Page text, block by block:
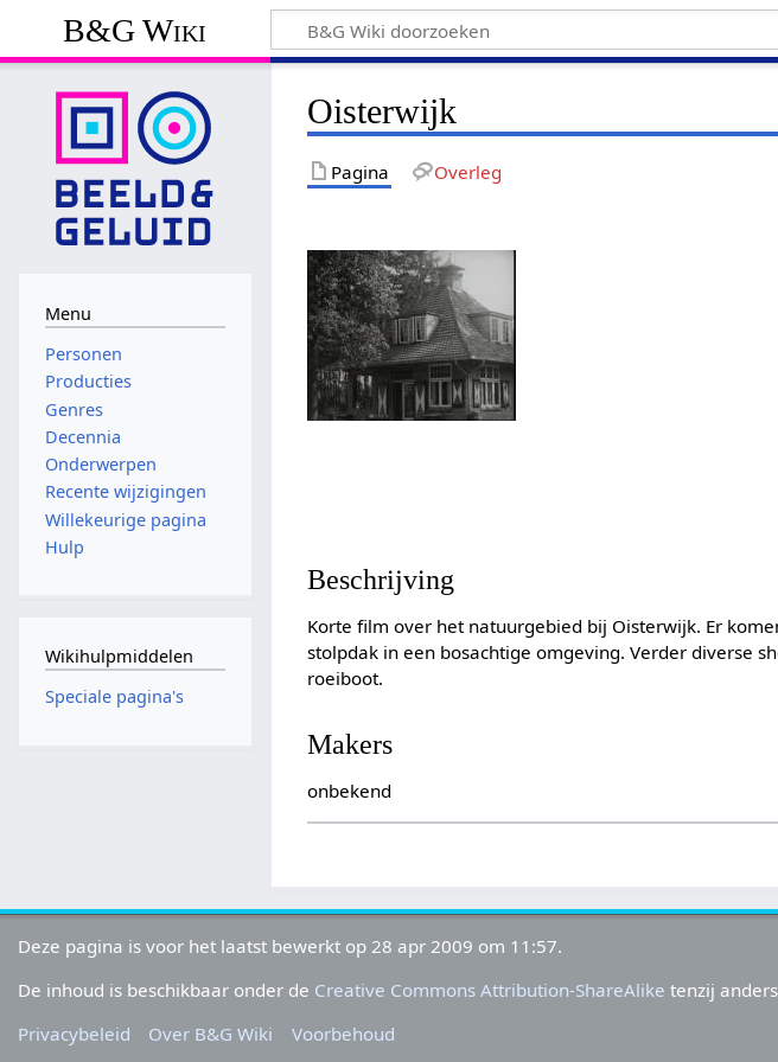
B&G Wiki
Oisterwijk
Pagina Overleg
Beschrijving
Korte film over het natuurgebied bij Oisterwijk. Er
stolpdak in een bosachtige omgeving. Verder diverse
roeiboot.
Makers
onbekend
Menu
Personen
Producties
Genres
Decennia
Onderwerpen
Recente wijzigingen
Willekeurige pagina
Hulp
Wikihulpmiddelen
Speciale pagina's
Deze pagina is voor het laatst bewerkt op 28 apr 2009 om 11:57.
De inhoud is beschikbaar onder de Creative Commons Attribution-ShareAlike tenzij
Privacybeleid
Over B&G Wiki Voorbehoud